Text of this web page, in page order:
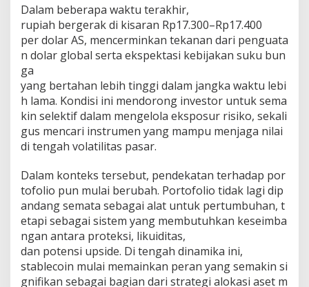
o
o
d
T
e
n
g
a
k
a
n
a
n
R
u
p
i
Dalam beberapa waktu terakhir,
rupiah bergerak di kisaran Rp17.300–Rp17.400
per dolar AS, mencerminkan tekanan dari penguata
n dolar global serta ekspektasi kebijakan suku bun
ga
yang bertahan lebih tinggi dalam jangka waktu lebi
h lama. Kondisi ini mendorong investor untuk sema
kin selektif dalam mengelola eksposur risiko, sekali
gus mencari instrumen yang mampu menjaga nilai
di tengah volatilitas pasar.
Dalam konteks tersebut, pendekatan terhadap por
tofolio pun mulai berubah. Portofolio tidak lagi dip
andang semata sebagai alat untuk pertumbuhan, t
etapi sebagai sistem yang membutuhkan keseimba
ngan antara proteksi, likuiditas,
dan potensi upside. Di tengah dinamika ini,
stablecoin mulai memainkan peran yang semakin si
gnifikan sebagai bagian dari strategi alokasi aset m